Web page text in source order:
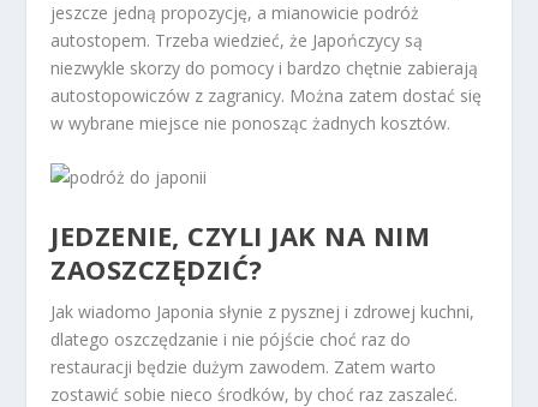
jeszcze jedną propozycję, a mianowicie podróż
autostopem. Trzeba wiedzieć, że Japończycy są
niezwykle skorzy do pomocy i bardzo chętnie zabierają
autostopowiczów z zagranicy. Można zatem dostać się
w wybrane miejsce nie ponosząc żadnych kosztów.
JEDZENIE, CZYLI JAK NA NIM
ZAOSZCZĘDZIĆ?
Jak wiadomo Japonia słynie z pysznej i zdrowej kuchni,
dlatego oszczędzanie i nie pójście choć raz do
restauracji będzie dużym zawodem. Zatem warto
zostawić sobie nieco środków, by choć raz zaszaleć.